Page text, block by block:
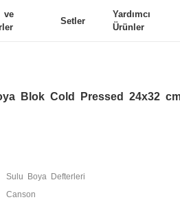
ve
Setler
Yardımcı
Ürünler
Blok Cold Pressed 24x32
Sulu Boya Defterleri
Canson